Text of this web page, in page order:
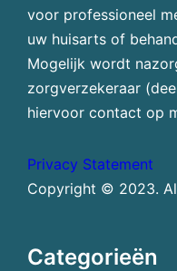
voor professioneel
uw huisarts of
Mogelijk wordt
zorgverzekeraar
hiervoor contact op
Privacy Statement
Copyright © 2023.
Categorieën